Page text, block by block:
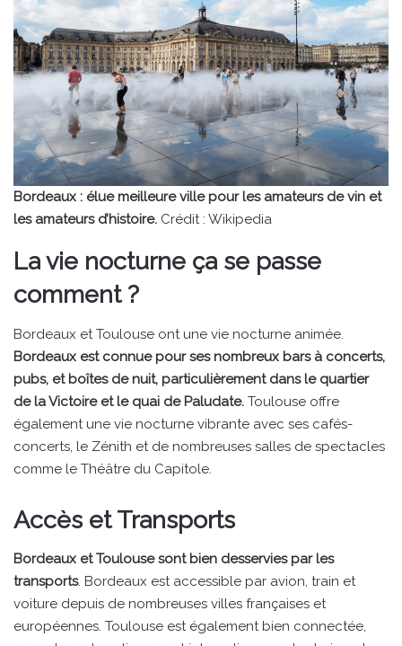
Bordeaux : élue meilleure ville pour les amateurs de vin et
les amateurs d’histoire. Crédit : Wikipedia
La vie nocturne ça se passe
comment ?
Bordeaux et Toulouse ont une vie nocturne animée.
Bordeaux est connue pour ses nombreux bars à concerts,
pubs, et boîtes de nuit, particulièrement dans le quartier
de la Victoire et le quai de Paludate. Toulouse offre
également une vie nocturne vibrante avec ses cafés-
concerts, le Zénith et de nombreuses salles de spectacles
comme le Théâtre du Capitole.
Accès et Transports
Bordeaux et Toulouse sont bien desservies par les
transports. Bordeaux est accessible par avion, train et
voiture depuis de nombreuses villes françaises et
européennes. Toulouse est également bien connectée,